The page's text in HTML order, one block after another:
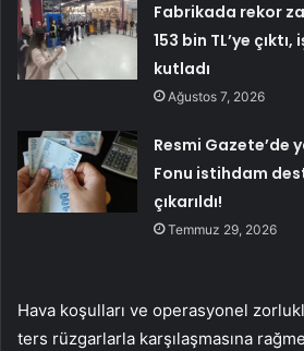
Fabrikada rekor
153 bin TL’ye
kutladı
Ağustos 7, 2026
Resmi Gazete’de
Fonu istihdam
çıkarıldı!
Temmuz 29, 2026
Hava koşulları ve operasyonel
ters rüzgarlarla karşılaşmasına